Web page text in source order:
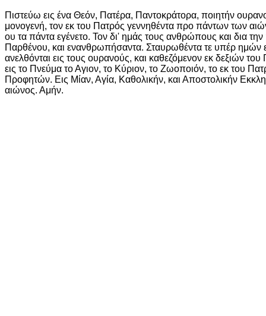
Πιστεύω εις ένα Θεόν, Πατέρα, Παντοκράτορα, ποιητήν
μονογενή, τον εκ του Πατρός γεννηθέντα προ πάντων των
ου τα πάντα εγένετο. Τον δι' ημάς τους ανθρώπους και δια
Παρθένου, και ενανθρωπήσαντα. Σταυρωθέντα τε υπέρ ημών
ανελθόνται εις τους ουρανούς, και καθεζόμενον εκ δεξιών
εις το Πνεύμα το Αγιον, το Κύριον, το Ζωοποιόν, το εκ του
Προφητών. Εις Μίαν, Αγία, Καθολικήν, και Αποστολικήν
αιώνος. Αμήν.